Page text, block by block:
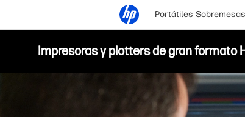
Portátiles Sobremesas
Impresoras y plotters de gran formato